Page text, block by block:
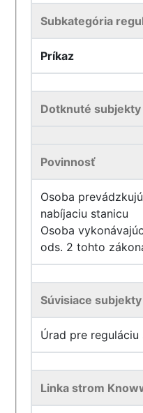
Subkategória
Príkaz
Dotknuté subjekty
Povinnosť
Osoba
nabíjaciu stanicu
Osoba
ods. 2 tohto
Súvisiace subjekty
Úrad pre
Linka strom